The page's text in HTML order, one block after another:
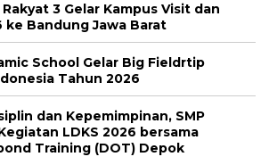
3 Gelar Kampus Visit dan
ke Bandung Jawa Barat
School Gelar Big Fieldrtip
Tahun 2026
dan Kepemimpinan, SMP
LDKS 2026 bersama
Training (DOT) Depok